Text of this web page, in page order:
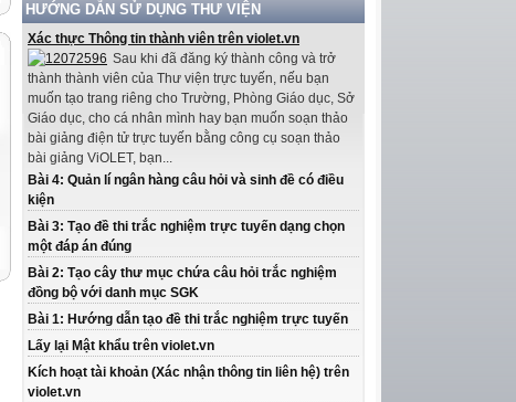
HƯỚNG DẪN SỬ DỤNG THƯ VIỆN
Xác thực Thông tin thành viên trên violet.vn
Sau khi đã đăng ký thành công và trở
thành thành viên của Thư viện trực tuyến, nếu bạn
muốn tạo trang riêng cho Trường, Phòng Giáo dục, Sở
Giáo dục, cho cá nhân mình hay bạn muốn soạn thảo
bài giảng điện tử trực tuyến bằng công cụ soạn thảo
bài giảng ViOLET, bạn...
Bài 4: Quản lí ngân hàng câu hỏi và sinh đề có điều
kiện
Bài 3: Tạo đề thi trắc nghiệm trực tuyến dạng chọn
một đáp án đúng
Bài 2: Tạo cây thư mục chứa câu hỏi trắc nghiệm
đồng bộ với danh mục SGK
Bài 1: Hướng dẫn tạo đề thi trắc nghiệm trực tuyến
Lấy lại Mật khẩu trên violet.vn
Kích hoạt tài khoản (Xác nhận thông tin liên hệ) trên
violet.vn